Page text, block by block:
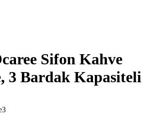
Sifon Kahve
3 Bardak Kapasiteli